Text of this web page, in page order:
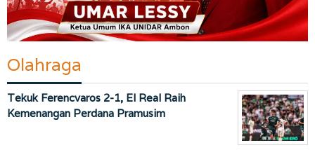
Olahraga
Tekuk Ferencvaros 2-1, El Real Raih
Kemenangan Perdana Pramusim